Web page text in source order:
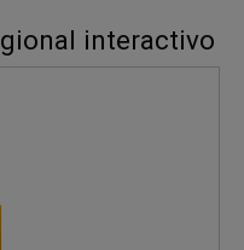
interactivo